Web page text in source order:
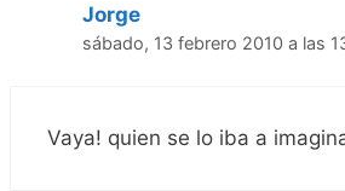
Jorge
sábado, 13 febrero 2010 a las
Vaya! quien se lo iba a